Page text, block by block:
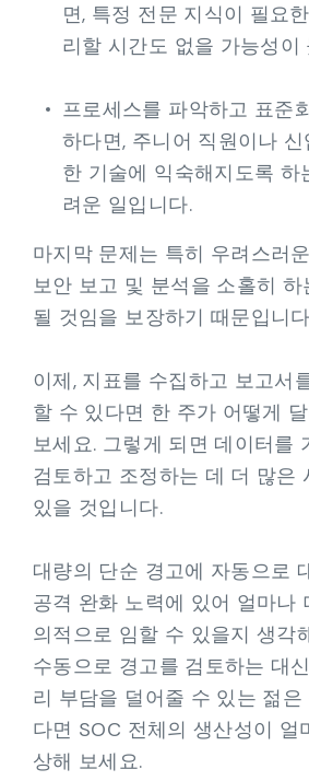
면, 특정 전문 지식이 필요
리할 시간도 없을 가능성이
프로세스를 파악하고 표준
하다면, 주니어 직원이나
한 기술에 익숙해지도록 하
려운 일입니다.
마지막 문제는 특히 우려스러
보안 보고 및 분석을 소홀히
될 것임을 보장하기 때문입니
이제, 지표를 수집하고 보고서
할 수 있다면 한 주가 어떻게
보세요. 그렇게 되면 데이터를
검토하고 조정하는 데 더 많은
있을 것입니다.
대량의 단순 경고에 자동으로
공격 완화 노력에 있어 얼마나
의적으로 임할 수 있을지 생각
수동으로 경고를 검토하는 대
리 부담을 덜어줄 수 있는 젊
다면 SOC 전체의 생산성이 얼
상해 보세요.